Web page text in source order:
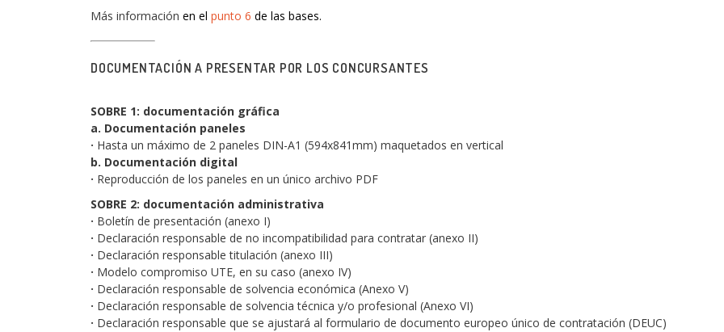
Más información en el punto 6 de las bases.
DOCUMENTACIÓN A PRESENTAR POR LOS CONCURSANTES
SOBRE 1: documentación gráfica
a. Documentación paneles
· Hasta un máximo de 2 paneles DIN-A1 (594x841mm) maquetados en vertical
b. Documentación digital
· Reproducción de los paneles en un único archivo PDF
SOBRE 2: documentación administrativa
· Boletín de presentación (anexo I)
· Declaración responsable de no incompatibilidad para contratar (anexo II)
· Declaración responsable titulación (anexo III)
· Modelo compromiso UTE, en su caso (anexo IV)
· Declaración responsable de solvencia económica (Anexo V)
· Declaración responsable de solvencia técnica y/o profesional (Anexo VI)
· Declaración responsable que se ajustará al formulario de documento europeo único de contratación (DEUC)